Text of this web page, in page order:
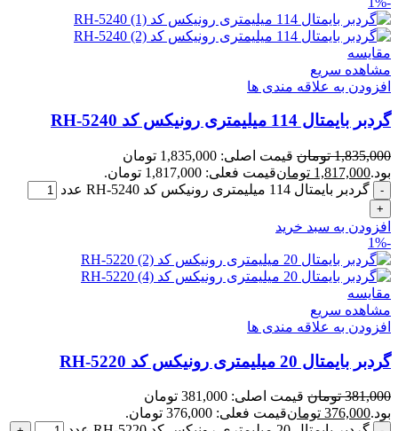
مقایسه
مشاهده سریع
افزودن به علاقه مندی ها
گردبر بایمتال 114 میلیمتری رونیکس کد RH-5240
1,835,000 تومان
قیمت اصلی: 1,835,000 تومان
بود.1,817,000 تومانقیمت فعلی: 1,817,000 تومان.
گردبر بایمتال 114 میلیمتری رونیکس کد RH-5240 عدد
افزودن به سبد خرید
-1%
مقایسه
مشاهده سریع
افزودن به علاقه مندی ها
گردبر بایمتال 20 میلیمتری رونیکس کد RH-5220
381,000 تومان
قیمت اصلی: 381,000 تومان
بود.376,000 تومانقیمت فعلی: 376,000 تومان.